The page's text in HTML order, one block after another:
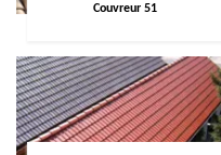
Couvreur 51